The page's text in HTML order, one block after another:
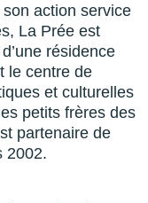
action service
La Prée est
résidence
le centre de
et culturelles
petits frères des
partenaire de
2002.